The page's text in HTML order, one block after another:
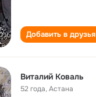
Добавить в друзья
Виталий Коваль
52 года,Астана